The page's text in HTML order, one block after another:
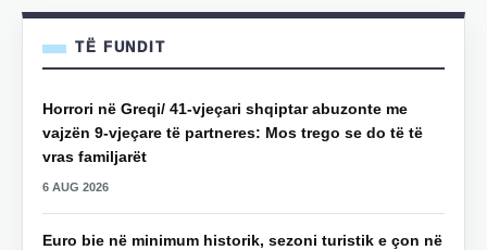
TË FUNDIT
Horrori në Greqi/ 41-vjeçari shqiptar abuzonte me
vajzën 9-vjeçare të partneres: Mos trego se do të të
vras familjarët
6 AUG 2026
Euro bie në minimum historik, sezoni turistik e çon në